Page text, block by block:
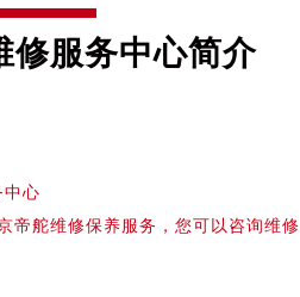
修服务中心简介
中心
帝舵维修保养服务，您可以咨询维